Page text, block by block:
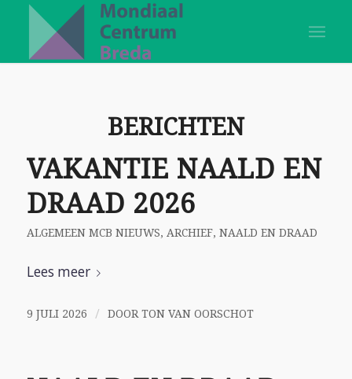
BERICHTEN
VAKANTIE NAALD EN
DRAAD 2026
ALGEMEEN MCB NIEUWS, ARCHIEF, NAALD EN DRAAD
Lees meer
9 JULI 2026 / DOOR TON VAN OORSCHOT